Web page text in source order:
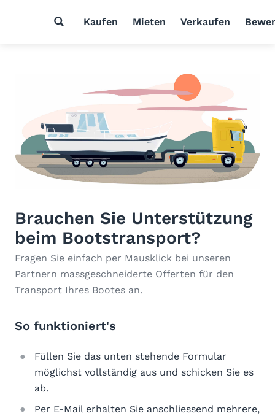
Kaufen Mieten Verkaufen
Brauchen Sie Unterstützung
beim Bootstransport?
Fragen Sie einfach per Mausklick bei unseren
Partnern massgeschneiderte Offerten für den
Transport Ihres Bootes an.
So funktioniert's
Füllen Sie das unten stehende Formular
möglichst vollständig aus und schicken Sie es
ab.
Per E-Mail erhalten Sie anschliessend mehrere,